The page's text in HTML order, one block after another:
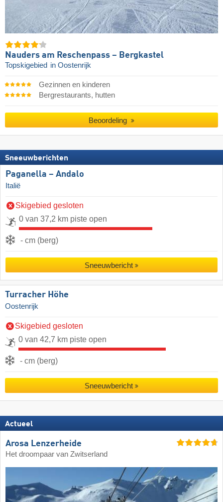
Nauders am Reschenpass – Bergkastel
Topskigebied in Oostenrijk
Gezinnen en kinderen
Bergrestaurants, hutten
Beoordeling
Sneeuwberichten
Paganella – Andalo
Italië
Skigebied gesloten
0 van 37,2 km piste open
- cm (berg)
Sneeuwbericht
Turracher Höhe
Oostenrijk
Skigebied gesloten
0 van 42,7 km piste open
- cm (berg)
Sneeuwbericht
Actueel
Arosa Lenzerheide
Het droompaar van Zwitserland